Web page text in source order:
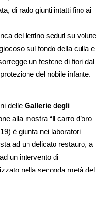
di rado giunti intatti fino ai
del lettino seduti su volute
sul fondo della culla e
un festone di fiori dal
del nobile infante.
delle Gallerie degli
alla mostra “Il carro d’oro
è giunta nei laboratori
ad un delicato restauro, a
un intervento di
nella seconda metà del